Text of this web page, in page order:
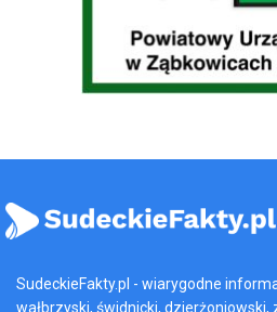
SudeckieFakty.pl - wiarygodne
wałbrzyski, świdnicki, dzierżoniowski,